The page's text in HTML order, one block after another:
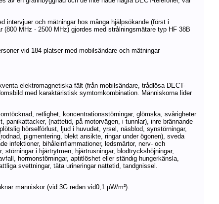
intervjuer och mätningar hos många hjälpsökande (först i
MHz - 2500 MHz) gjordes med strålningsmätare typ HF 38B
vid 184 platser med mobilsändare och mätningar
elektromagnetiska fält (från mobilsändare, trådlösa DECT-
med karaktäristisk symtomkombination. Människorna lider
retlighet, koncentrationsstörningar, glömska, svårigheter
panikattacker, (nattetid, på motorvägen, i tunnlar), inre brännande
hörselförlust, ljud i huvudet, yrsel, näsblod, synstörningar,
pigmentering, blekt ansikte, ringar under ögonen), sveda
infektioner, bihåleinflammationer, ledsmärtor, nerv- och
störningar i hjärtrytmen, hjärtrusningar, blodtryckshöjningar,
hormonstörningar, aptitlöshet eller ständig hungerkänsla,
svettningar, täta urineringar nattetid, tandgnissel.
människor (vid 3G redan vid0,1 µW/m²).